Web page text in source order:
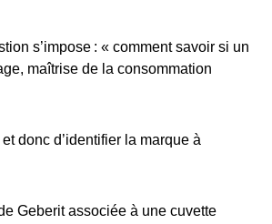
s’impose : « comment savoir si un
maîtrise de la consommation
donc d’identifier la marque à
Geberit associée à une cuvette